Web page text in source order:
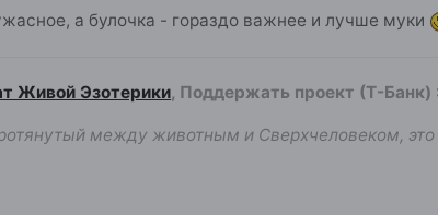
а булочка - гораздо важнее и лучше муки
Живой Эзотерики, Поддержать проект (Т-Банк)
между животным и Сверхчеловеком,